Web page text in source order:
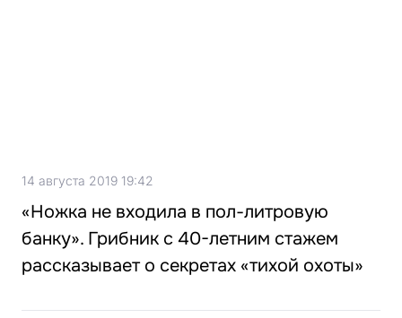
14 августа 2019 19:42
«Ножка не входила в пол-литровую
банку». Грибник с 40-летним стажем
рассказывает о секретах «тихой охоты»